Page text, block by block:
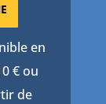
en
€ ou
de